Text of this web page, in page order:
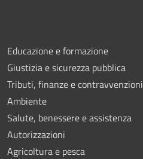
Educazione e formazione
Giustizia e sicurezza pubblica
Tributi, finanze e contravvenzioni
Ambiente
Salute, benessere e assistenza
Autorizzazioni
Agricoltura e pesca